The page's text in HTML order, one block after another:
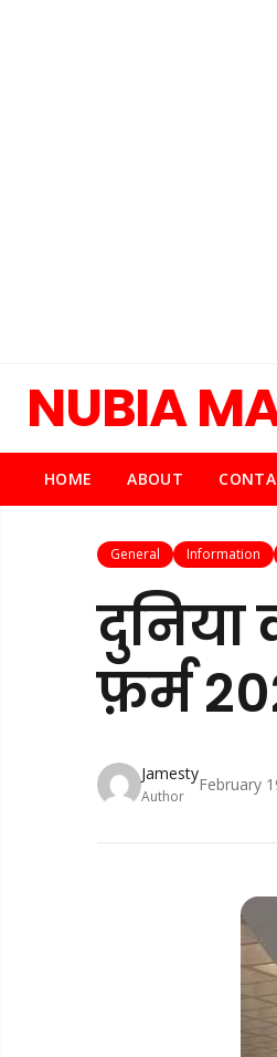
NUBIA
HOME ABOUT
General Information
दुनिया
फ़र्म
Jamesty
Author
February